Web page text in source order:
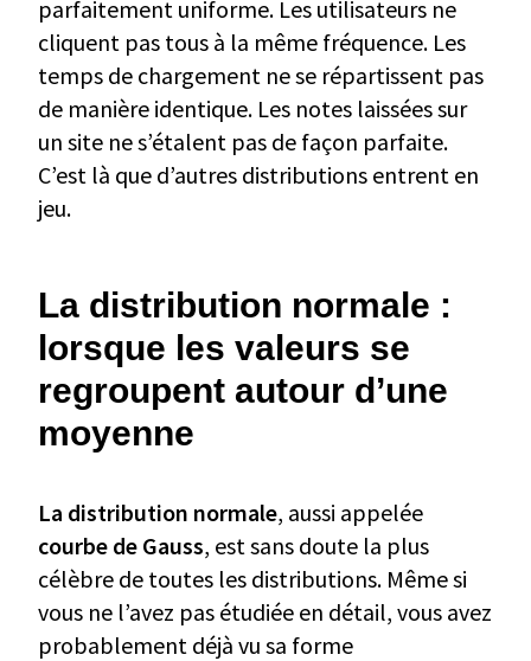
parfaitement uniforme. Les utilisateurs ne
cliquent pas tous à la même fréquence. Les
temps de chargement ne se répartissent pas
de manière identique. Les notes laissées sur
un site ne s’étalent pas de façon parfaite.
C’est là que d’autres distributions entrent en
jeu.
La distribution normale :
lorsque les valeurs se
regroupent autour d’une
moyenne
La distribution normale, aussi appelée
courbe de Gauss, est sans doute la plus
célèbre de toutes les distributions. Même si
vous ne l’avez pas étudiée en détail, vous avez
probablement déjà vu sa forme